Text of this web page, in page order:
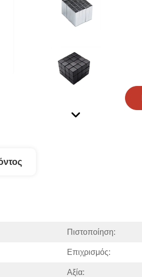
Πιστοποίηση:
Επιχρισμός:
Αξία: